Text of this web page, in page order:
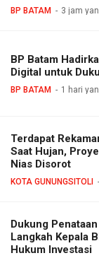
BP BATAM 3 jam
BP Batam
Digital untuk
BP BATAM 1 hari
Terdapat
Saat Hujan,
Nias Disorot
KOTA GUNUNGSITOLI
Dukung
Langkah Kepala
Hukum Investasi